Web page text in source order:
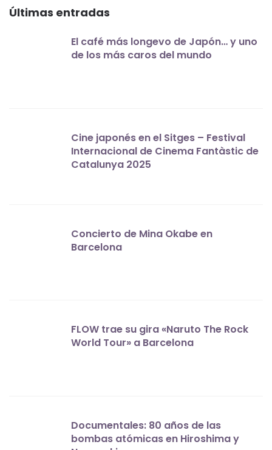
Últimas entradas
El café más longevo de Japón… y uno
de los más caros del mundo
Cine japonés en el Sitges – Festival
Internacional de Cinema Fantàstic de
Catalunya 2025
Concierto de Mina Okabe en
Barcelona
FLOW trae su gira «Naruto The Rock
World Tour» a Barcelona
Documentales: 80 años de las
bombas atómicas en Hiroshima y